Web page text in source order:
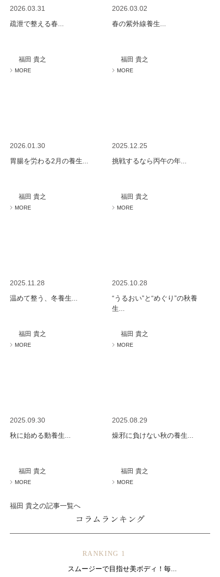
2026.03.31
疏泄で整える春...
福田 貴之
MORE
2026.03.02
春の紫外線養生...
福田 貴之
MORE
2026.01.30
胃腸を労わる2月の養生...
福田 貴之
MORE
2025.12.25
挑戦するなら丙午の年...
福田 貴之
MORE
2025.11.28
温めて整う、冬養生...
福田 貴之
MORE
2025.10.28
“うるおい”と“めぐり”の秋養
生...
福田 貴之
MORE
2025.09.30
秋に始める動養生...
福田 貴之
MORE
2025.08.29
燥邪に負けない秋の養生...
福田 貴之
MORE
福田 貴之の記事一覧へ
コラムランキング
RANKING 1
スムージーで目指せ美ボディ！毎...